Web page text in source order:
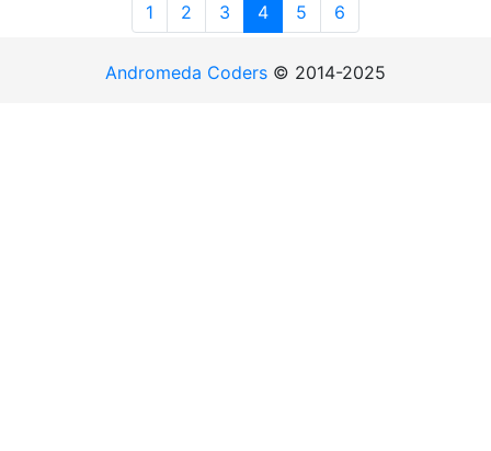
1 2 3 4 5 6
Andromeda Coders © 2014-2025